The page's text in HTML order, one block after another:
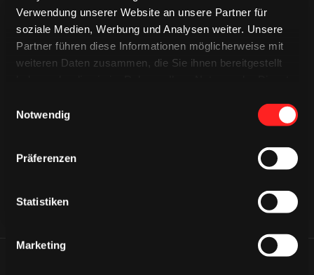
Verwendung unserer Website an unsere Partner für
soziale Medien, Werbung und Analysen weiter. Unsere
Partner führen diese Informationen möglicherweise mit
weiteren Daten zusammen, die Sie ihnen bereitgestellt
Notwendig
Präferenzen
Statistiken
Marketing